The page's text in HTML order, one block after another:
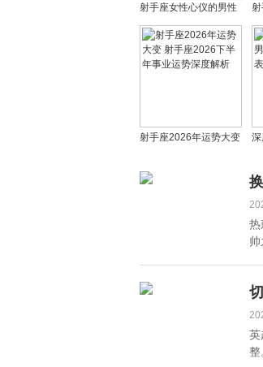
射手座女性心仪的男性
类型(揭秘射手座男生的
性格软肋)
射
射手座2026年运势大变
运势深度解析
深
热
英
整